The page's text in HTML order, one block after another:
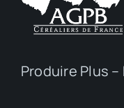
Produire Plus